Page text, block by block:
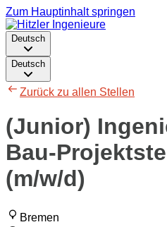
Zum Hauptinhalt springen
Deutsch
Deutsch
Zurück zu allen Stellen
(Junior)
Bau-
(m/w/d)
Bremen